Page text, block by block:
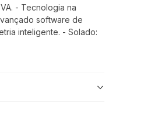
- Tecnologia na
software de
inteligente. - Solado: